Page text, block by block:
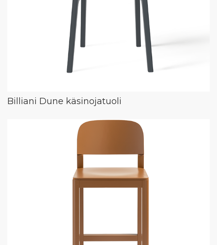
Billiani Dune käsinojatuoli